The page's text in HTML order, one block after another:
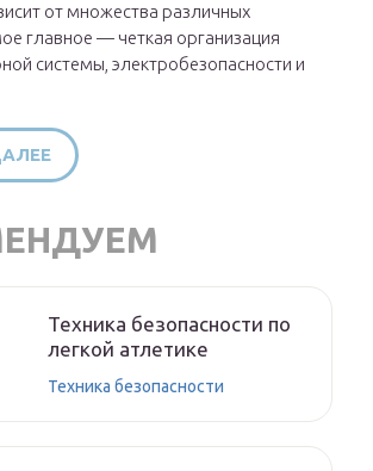
от множества различных
главное — четкая организация
системы, электробезопасности и
Техника безопасности по
легкой атлетике
Техника безопасности